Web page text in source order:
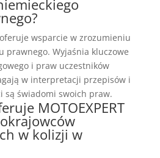
oferuje wsparcie w zrozumieniu
prawnego. Wyjaśnia kluczowe
i praw uczestników
w interpretacji przepisów i
są świadomi swoich praw.
MOTOEXPERT
w kolizji w